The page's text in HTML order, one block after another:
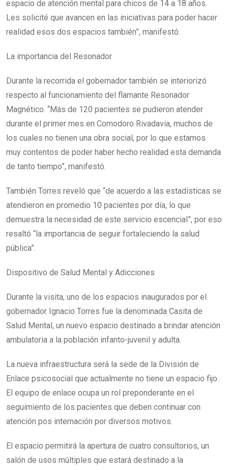
espacio de atención mental para chicos de 14 a 18 años.
Les solicité que avancen en las iniciativas para poder hacer
realidad esos dos espacios también”, manifestó.
La importancia del Resonador
Durante la recorrida el gobernador también se interiorizó
respecto al funcionamiento del flamante Resonador
Magnético. “Más de 120 pacientes se pudieron atender
durante el primer mes en Comodoro Rivadavia, muchos de
los cuales no tienen una obra social, por lo que estamos
muy contentos de poder haber hecho realidad esta demanda
de tanto tiempo”, manifestó.
También Torres reveló que “de acuerdo a las estadísticas se
atendieron en promedio 10 pacientes por día, lo que
demuestra la necesidad de este servicio escencial”, por eso
resaltó “la importancia de seguir fortaleciendo la salud
pública”.
Dispositivo de Salud Mental y Adicciones
Durante la visita, uno de los espacios inaugurados por el
gobernador Ignacio Torres fue la denominada Casita de
Salud Mental, un nuevo espacio destinado a brindar atención
ambulatoria a la población infanto-juvenil y adulta.
La nueva infraestructura será la sede de la División de
Enlace psicosocial que actualmente no tiene un espacio fijo.
El equipo de enlace ocupa un rol preponderante en el
seguimiento de los pacientes que deben continuar con
atención pos internación por diversos motivos.
El espacio permitirá la apertura de cuatro consultorios, un
salón de usos múltiples que estará destinado a la